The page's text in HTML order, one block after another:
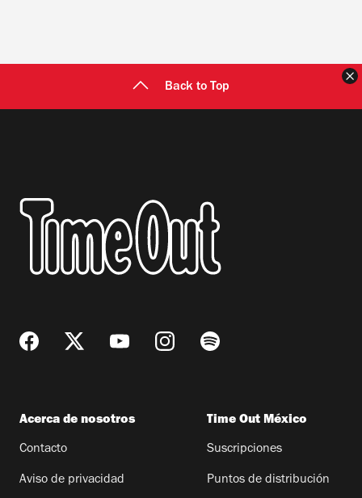
Back to Top
Acerca de nosotros
Contacto
Aviso de privacidad
Time Out México
Suscripciones
Puntos de distribución